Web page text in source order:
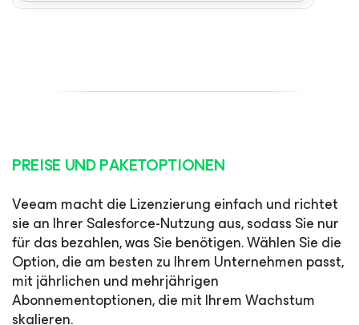
PREISE UND PAKETOPTIONEN
Veeam macht die Lizenzierung einfach und richtet
sie an Ihrer Salesforce-Nutzung aus, sodass Sie nur
für das bezahlen, was Sie benötigen. Wählen Sie die
Option, die am besten zu Ihrem Unternehmen passt,
mit jährlichen und mehrjährigen
Abonnementoptionen, die mit Ihrem Wachstum
skalieren.